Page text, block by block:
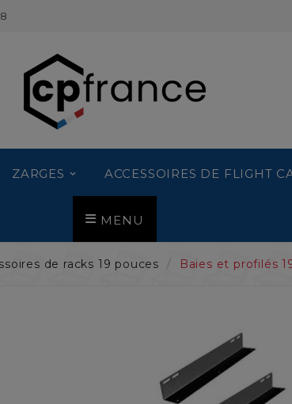
ZARGES ACCESSOIRES DE FLIGHT
MENU
de racks 19 pouces Baies et profilés